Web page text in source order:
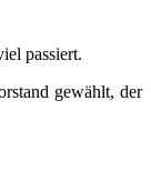
passiert.
gewählt, der